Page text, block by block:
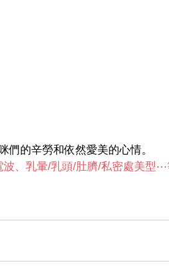
們的辛勞和依然愛美的心情。
波、乳暈/乳頭/肚臍/私密處美型⋯